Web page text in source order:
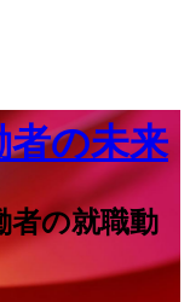
の未来
の就職動